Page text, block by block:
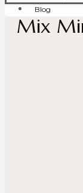
Blog
Mix